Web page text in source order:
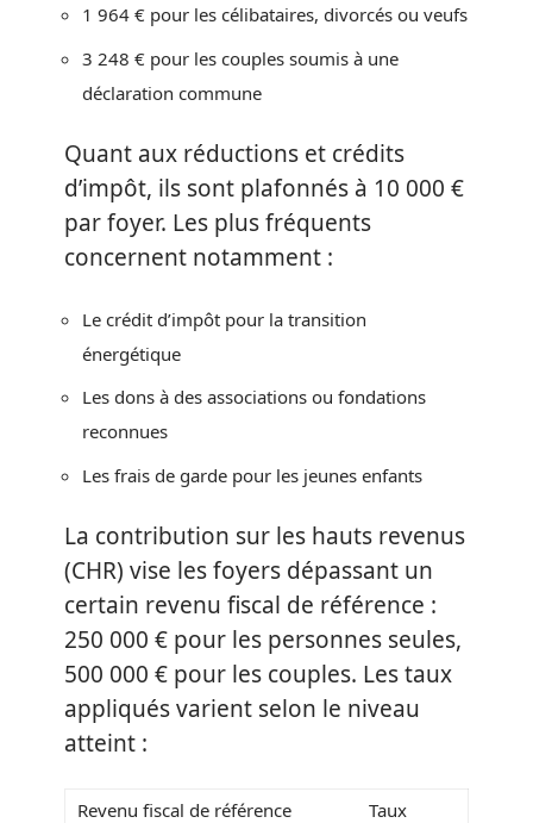
1 964 € pour les célibataires, divorcés ou veufs
3 248 € pour les couples soumis à une
déclaration commune
Quant aux réductions et crédits
d’impôt, ils sont plafonnés à 10 000 €
par foyer. Les plus fréquents
concernent notamment :
Le crédit d’impôt pour la transition
énergétique
Les dons à des associations ou fondations
reconnues
Les frais de garde pour les jeunes enfants
La contribution sur les hauts revenus
(CHR) vise les foyers dépassant un
certain revenu fiscal de référence :
250 000 € pour les personnes seules,
500 000 € pour les couples. Les taux
appliqués varient selon le niveau
atteint :
Revenu fiscal de référence
Taux